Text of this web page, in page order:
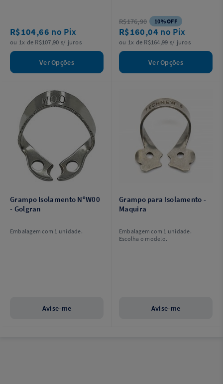
R$104,66 no Pix
ou 1x de R$107,90 s/ juros
Ver Opções
R$176,90 10% OFF
R$160,04 no Pix
ou 1x de R$164,99 s/ juros
Ver Opções
Grampo Isolamento NºW00
- Golgran
Embalagem com 1 unidade.
Avise-me
Grampo para Isolamento -
Maquira
Embalagem com 1 unidade.
Escolha o modelo.
Avise-me